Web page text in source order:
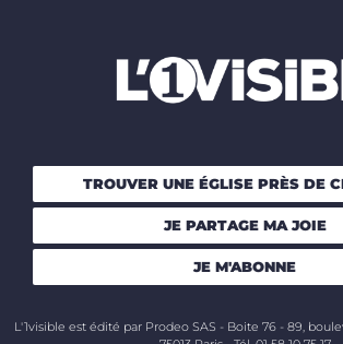
TROUVER UNE ÉGLISE PRÈS DE
JE PARTAGE MA JOIE
JE M'ABONNE
L'1visible est édité par Prodeo SAS - Boite 76 - 89,